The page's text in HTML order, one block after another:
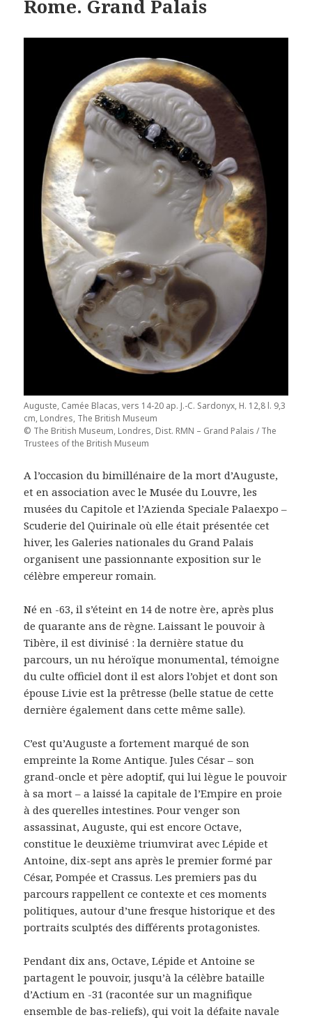
Rome. Grand Palais
Auguste, Camée Blacas, vers 14-20 ap. J.-C. Sardonyx, H. 12,8 l. 9,3
cm, Londres, The British Museum
© The British Museum, Londres, Dist. RMN – Grand Palais / The
Trustees of the British Museum
A l’occasion du bimillénaire de la mort d’Auguste,
et en association avec le Musée du Louvre, les
musées du Capitole et l’Azienda Speciale Palaexpo –
Scuderie del Quirinale où elle était présentée cet
hiver, les Galeries nationales du Grand Palais
organisent une passionnante exposition sur le
célèbre empereur romain.
Né en -63, il s’éteint en 14 de notre ère, après plus
de quarante ans de règne. Laissant le pouvoir à
Tibère, il est divinisé : la dernière statue du
parcours, un nu héroïque monumental, témoigne
du culte officiel dont il est alors l’objet et dont son
épouse Livie est la prêtresse (belle statue de cette
dernière également dans cette même salle).
C’est qu’Auguste a fortement marqué de son
empreinte la Rome Antique. Jules César – son
grand-oncle et père adoptif, qui lui lègue le pouvoir
à sa mort – a laissé la capitale de l’Empire en proie
à des querelles intestines. Pour venger son
assassinat, Auguste, qui est encore Octave,
constitue le deuxième triumvirat avec Lépide et
Antoine, dix-sept ans après le premier formé par
César, Pompée et Crassus. Les premiers pas du
parcours rappellent ce contexte et ces moments
politiques, autour d’une fresque historique et des
portraits sculptés des différents protagonistes.
Pendant dix ans, Octave, Lépide et Antoine se
partagent le pouvoir, jusqu’à la célèbre bataille
d’Actium en -31 (racontée sur un magnifique
ensemble de bas-reliefs), qui voit la défaite navale